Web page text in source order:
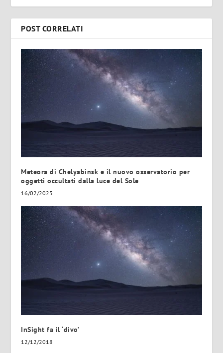
POST CORRELATI
Meteora di Chelyabinsk e il nuovo osservatorio per
oggetti occultati dalla luce del Sole
16/02/2023
InSight fa il ‘divo’
12/12/2018